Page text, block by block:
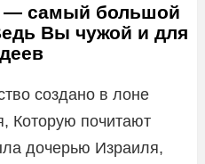
— самый боль­шой
Вы чужой и для
создано в лоне
Кото­рую почи­тают
доче­рью Изра­иля,